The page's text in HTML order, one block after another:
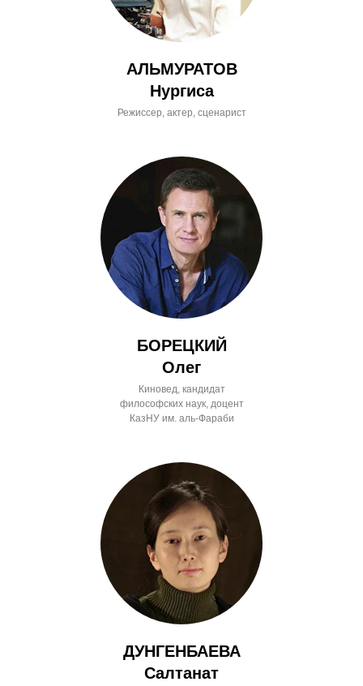
АЛЬМУРАТОВ
Нургиса
Режиссер, актер, сценарист
БОРЕЦКИЙ
Олег
Киновед, кандидат
философских наук, доцент
КазНУ им. аль-Фараби
ДУНГЕНБАЕВА
Салтанат